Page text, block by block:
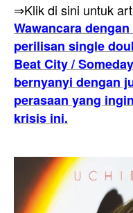
⇒Klik di sini untuk
Wawancara
perilisan single
Beat City /
bernyanyi dengan
perasaan yang
krisis ini.